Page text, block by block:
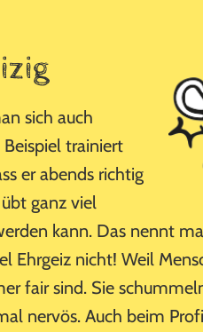
sich auch
trainiert
er abends richtig
ganz viel
kann. Das nennt
Ehrgeiz nicht! Weil
fair sind. Sie
nervös. Auch beim